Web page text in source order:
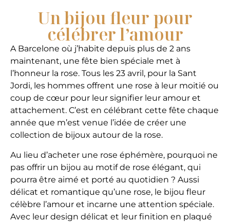
Un bijou fleur pour
célébrer l’amour
A Barcelone où j’habite depuis plus de 2 ans
maintenant, une fête bien spéciale met à
l’honneur la rose. Tous les 23 avril, pour la Sant
Jordi, les hommes offrent une rose à leur moitié ou
coup de cœur pour leur signifier leur amour et
attachement. C’est en célébrant cette fête chaque
année que m’est venue l’idée de créer une
collection de bijoux autour de la rose.
Au lieu d’acheter une rose éphémère, pourquoi ne
pas offrir un bijou au motif de rose élégant, qui
pourra être aimé et porté au quotidien ? Aussi
délicat et romantique qu’une rose, le bijou fleur
célèbre l’amour et incarne une attention spéciale.
Avec leur design délicat et leur finition en plaqué